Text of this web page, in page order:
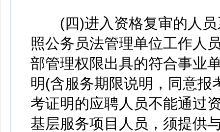
(四)进入资格复审的人员
照公务员法管理单位工作人
部管理权限出具的符合事业
明(含服务期限说明，同意
考证明的应聘人员不能通过
基层服务项目人员，须提供